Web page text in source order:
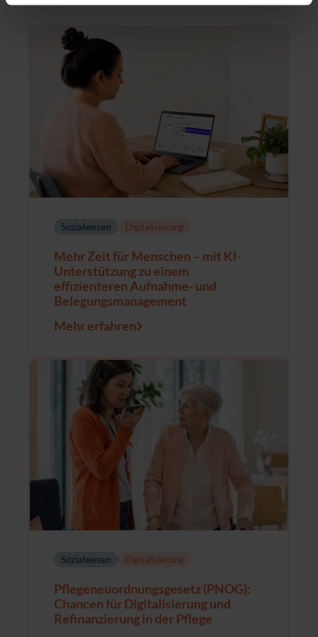
Sozialwesen Digitalisierung
Mehr Zeit für Menschen – mit KI-
Unterstützung zu einem
effizienteren Aufnahme- und
Belegungsmanagement
Mehr erfahren
Sozialwesen Digitalisierung
Pflegeneuordnungsgesetz (PNOG):
Chancen für Digitalisierung und
Refinanzierung in der Pflege